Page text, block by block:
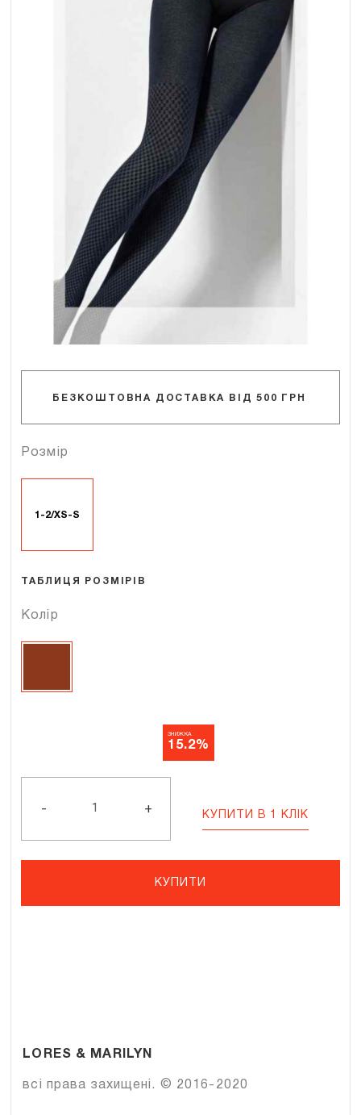
БЕЗКОШТОВНА ДОСТАВКА ВІД 500 ГРН
Розмір
1-2/XS-S
ТАБЛИЦЯ РОЗМІРІВ
Колір
ЗНИЖКА
15.2%
-
кількість
+
КУПИТИ В 1 КЛІК
КУПИТИ
LORES & MARILYN
всі права захищені. © 2016-2020